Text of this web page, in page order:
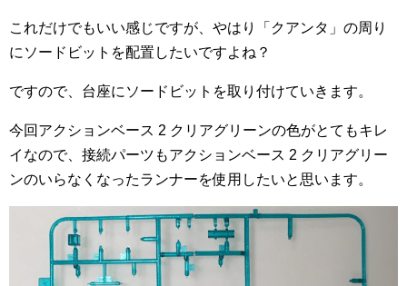
これだけでもいい感じですが、やはり「クアンタ」の周り
にソードビットを配置したいですよね？
ですので、台座にソードビットを取り付けていきます。
今回アクションベース 2 クリアグリーンの色がとてもキレ
イなので、接続パーツもアクションベース 2 クリアグリー
ンのいらなくなったランナーを使用したいと思います。